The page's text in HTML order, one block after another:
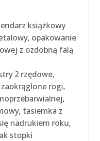
książkowy
opakowanie
z ozdobną falą
2 rzędowe,
rogi,
tasiemka z
nadrukiem roku,
stopki